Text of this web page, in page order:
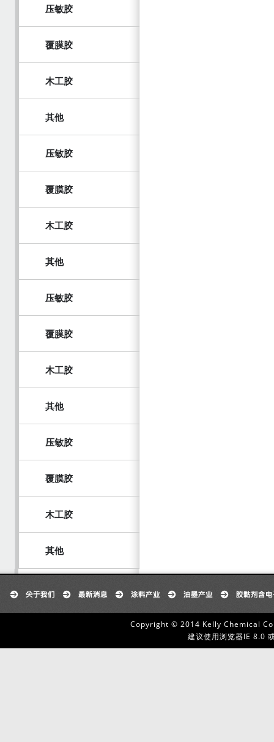
压敏胶
覆膜胶
木工胶
其他
压敏胶
覆膜胶
木工胶
其他
压敏胶
覆膜胶
木工胶
其他
压敏胶
覆膜胶
木工胶
其他
Copyright © 2014 Kelly Chemical
建议使用浏览器IE 8.0